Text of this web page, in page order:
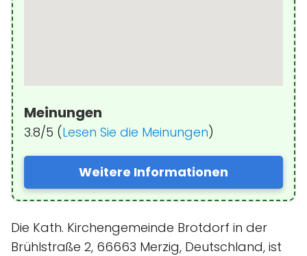
Meinungen
3.8/5 (Lesen Sie die Meinungen)
Weitere Informationen
Die Kath. Kirchengemeinde Brotdorf in der
Brühlstraße 2, 66663 Merzig, Deutschland, ist